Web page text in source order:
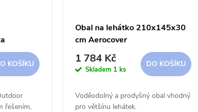
KOŠÍKU
řešením,
Obal na lehátko 210x145x30
cm Aerocover
1 784 Kč
Skladem 1 ks
DO KOŠÍKU
Voděodolný a prodyšný obal vhodný
pro většínu lehátek.